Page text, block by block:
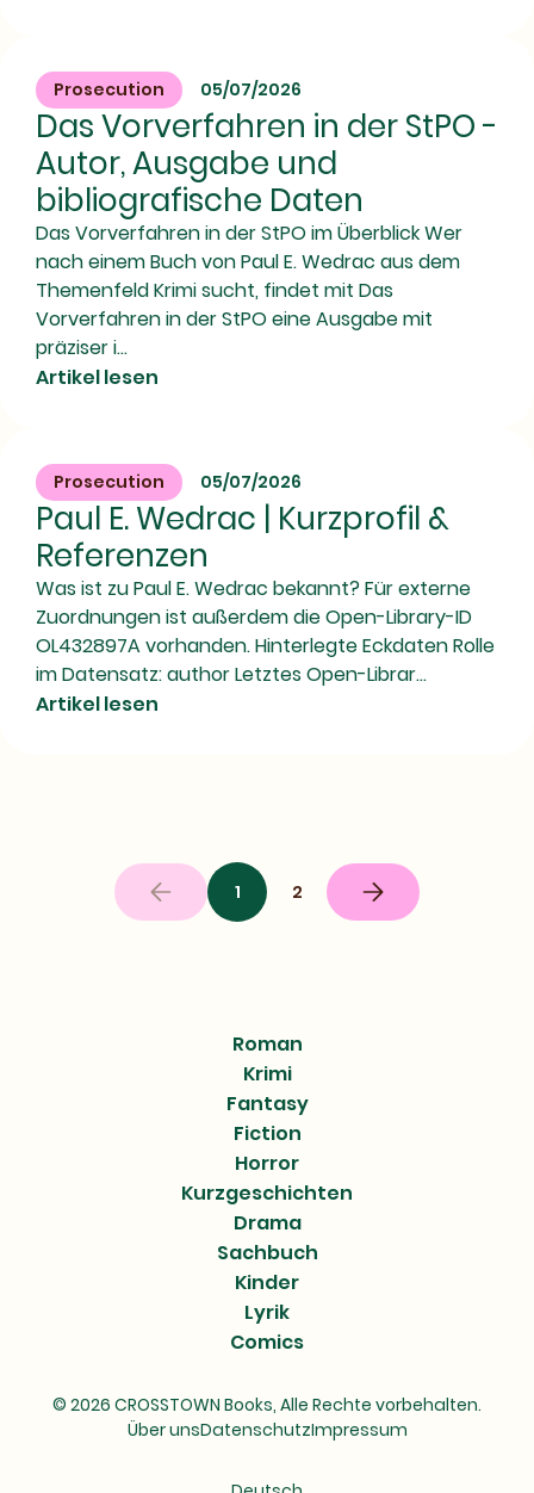
Prosecution 05/07/2026
Das Vorverfahren in der StPO -
Autor, Ausgabe und
bibliografische Daten
Das Vorverfahren in der StPO im Überblick Wer
nach einem Buch von Paul E. Wedrac aus dem
Themenfeld Krimi sucht, findet mit Das
Vorverfahren in der StPO eine Ausgabe mit
präziser i...
Artikel lesen
Prosecution 05/07/2026
Paul E. Wedrac | Kurzprofil &
Referenzen
Was ist zu Paul E. Wedrac bekannt? Für externe
Zuordnungen ist außerdem die Open-Library-ID
OL432897A vorhanden. Hinterlegte Eckdaten Rolle
im Datensatz: author Letztes Open-Librar...
Artikel lesen
1 2
Nächste
Seite
Roman
Krimi
Fantasy
Fiction
Horror
Kurzgeschichten
Drama
Sachbuch
Kinder
Lyrik
Comics
© 2026 CROSSTOWN Books, Alle Rechte vorbehalten.
Über unsDatenschutzImpressum